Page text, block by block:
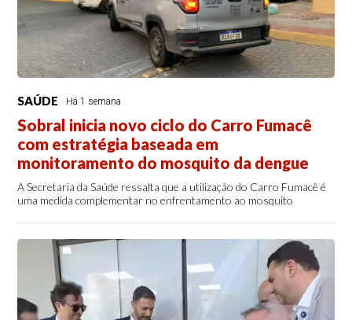
SAÚDE Há 1 semana
Sobral inicia novo ciclo do Carro Fumacê
com estratégia baseada em
monitoramento do mosquito da dengue
A Secretaria da Saúde ressalta que a utilização do Carro Fumacê é
uma medida complementar no enfrentamento ao mosquito